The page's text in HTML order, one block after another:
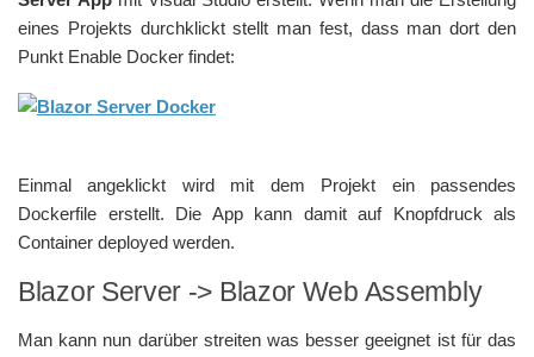
eines Projekts durchklickt stellt man fest, dass man dort den
Punkt Enable Docker findet:
Einmal angeklickt wird mit dem Projekt ein passendes
Dockerfile erstellt. Die App kann damit auf Knopfdruck als
Container deployed werden.
Blazor Server -> Blazor Web Assembly
Man kann nun darüber streiten was besser geeignet ist für das